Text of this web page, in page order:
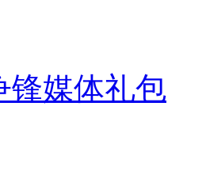
锋媒体礼包